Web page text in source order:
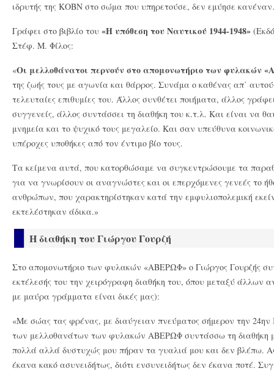
ιδρυτής της ΚΟΒΝ στο σώμα που υπηρετούσε, δεν εμύησε
Γράφει στο βιβλίο του «Η υπόθεση του Ναυτικού 1944-1948»
Στέφ. Μ. Φίλος:
«Οι μελλοθάνατοι περνούν στο απομονωτήριο των φυλακών
της ζωής τους με αγωνία και θάρρος. Συνάμα ο καθένας απ΄
τελευταίες επιθυμίες του. Άλλος συνθέτει ποιήματα, άλλος
συγγενείς, άλλος συντάσσει τη διαθήκη του κ.τ.λ. Και είναι να
μνημεία και το ψυχικό τους μεγαλείο. Και σαν υπεύθυνα
υπέροχες υποθήκες από τον έντιμο βίο τους.
Τα κείμενα αυτά, που κατορθώσαμε να συγκεντρώσουμε τα
για να γνωρίσουν οι αναγνώστες και οι επερχόμενες γενεές το
ανθρώπων, που χαρακτηρίστηκαν κατά την εμφυλιοπολεμική
εκτελέστηκαν άδικα.»
Η διαθήκη του Γιώργου Γουρζή
Στο απομονωτήριο των φυλακών «ΑΒΕΡΩΦ» ο Γιώργος Γουρζής
εκτέλεσής του την χειρόγραφη διαθήκη του, όπου μεταξύ άλλων
με μαύρα γράμματα είναι δικές μας):
«Με σώας τας φρένας, με διαύγειαν πνεύματος σήμερον την 24ην
των μελλοθανάτων των φυλακών ΑΒΕΡΩΦ συντάσσω τη
πολλά αλλά δυστυχώς μου πήραν τα γυαλιά μου και δεν βλέπω.
έκανα κακό ασυνειδήτως, διότι ενσυνειδήτως δεν έκανα ποτέ.